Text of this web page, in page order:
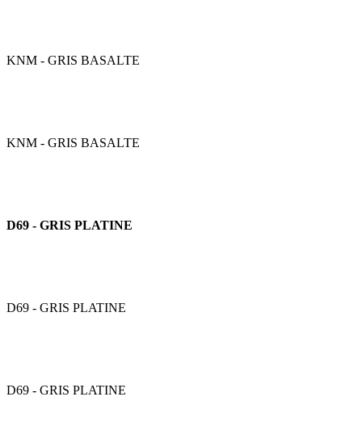
KNM - GRIS BASALTE
KNM - GRIS BASALTE
D69 - GRIS PLATINE
D69 - GRIS PLATINE
D69 - GRIS PLATINE